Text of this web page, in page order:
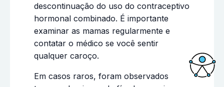
descontinuação do uso do contraceptivo
hormonal combinado. É importante
examinar as mamas regularmente e
contatar o médico se você sentir
qualquer caroço.
Em casos raros, foram observados